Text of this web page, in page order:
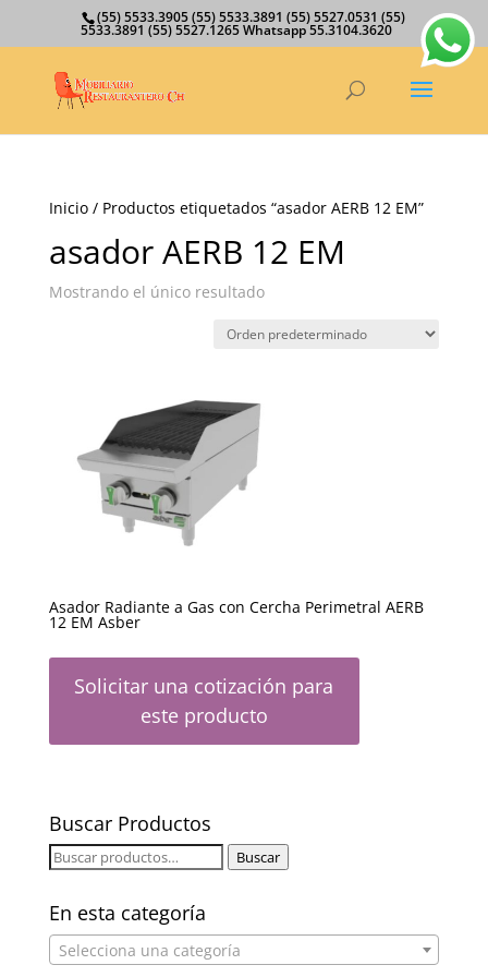
(55) 5533.3905 (55) 5533.3891 (55) 5527.0531 (55)
5533.3891 (55) 5527.1265 Whatsapp 55.3104.3620
Inicio/ Productos etiquetados “asador AERB 12 EM”
asador AERB 12 EM
Mostrando el único resultado
Asador Radiante a Gas con Cercha Perimetral AERB
12 EM Asber
Solicitar una cotización para
este producto
Buscar Productos
Buscar
Buscar
En esta categoría
Selecciona una categoría